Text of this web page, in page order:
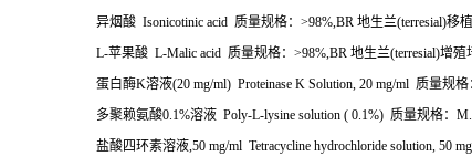
异烟酸 Isonicotinic acid 质量规格： >98%,BR 地生兰(terresial)移
L-苹果酸 L-Malic acid 质量规格： >98%,BR 地生兰(terresial)增殖
蛋白酶K溶液(20 mg/ml) Proteinase K Solution, 20 mg/ml 质量规格
多聚赖氨酸0.1%溶液 Poly-L-lysine solution ( 0.1%) 质量规格：
盐酸四环素溶液 ,50 mg/ml Tetracycline hydrochloride solution, 50